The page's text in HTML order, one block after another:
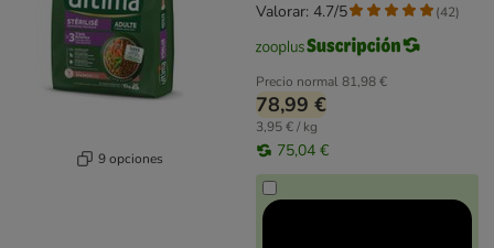
9 opciones
Precio normal81,98 €
78,99 €
3,95 € / kg
75,04 €
Valorar: 4.7/5 (42)